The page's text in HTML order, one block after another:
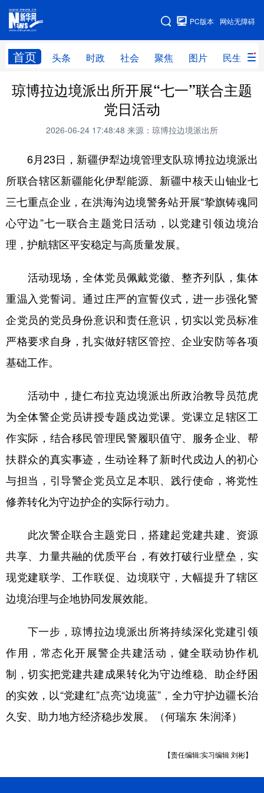
网站无障碍
PC版本
首页 头条 时政 社会 聚焦 图片 民生
网站地图
头条 时政 社会 聚焦
民生 访谈
服务
云游新疆 云端悦读 云看书画 光影新疆
人事频道 融媒体联播 廉政频道 新华视角看新疆
地方频道
辽宁 吉林 上海 江苏
山东 河南 湖北 湖南
广东
新疆 内蒙古 黑龙江
多语种频道
English Español Français
Русский язык 日本語 한국어
Deutsch Português
琼博拉边境派出所开展“七一”联合主题
党日活动
2026-06-24 17:48:48 来源：琼博拉边境派出所
6月23日，新疆伊犁边境管理支队琼博拉边境派出
所联合辖区新疆能化伊犁能源、新疆中核天山铀业七
三七重点企业，在洪海沟边境警务站开展“挚旗铸魂同
心守边”七一联合主题党日活动，以党建引领边境治
理，护航辖区平安稳定与高质量发展。
活动现场，全体党员佩戴党徽、整齐列队，集体
重温入党誓词。通过庄严的宣誓仪式，进一步强化警
企党员的党员身份意识和责任意识，切实以党员标准
严格要求自身，扎实做好辖区管控、企业安防等各项
基础工作。
活动中，捷仁布拉克边境派出所政治教导员范虎
为全体警企党员讲授专题戍边党课。党课立足辖区工
作实际，结合移民管理民警履职值守、服务企业、帮
扶群众的真实事迹，生动诠释了新时代戍边人的初心
与担当，引导警企党员立足本职、践行使命，将党性
修养转化为守边护企的实际行动力。
此次警企联合主题党日，搭建起党建共建、资源
共享、力量共融的优质平台，有效打破行业壁垒，实
现党建联学、工作联促、边境联守，大幅提升了辖区
边境治理与企地协同发展效能。
下一步，琼博拉边境派出所将持续深化党建引领
作用，常态化开展警企共建活动，健全联动协作机
制，切实把党建共建成果转化为守边维稳、助企纾困
的实效，以“党建红”点亮“边境蓝”，全力守护边疆长治
久安、助力地方经济稳步发展。（何瑞东 朱润泽）
【责任编辑:实习编辑 刘彬】